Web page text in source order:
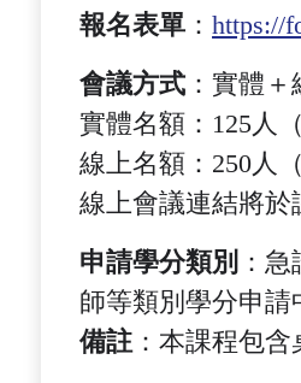
報名表單 ：https://
會議方式 ：實體
實體名額：125人
線上名額：250人
線上會議連結將於
申請學分類別 ：
師等類別學分申請
備註 ：本課程包